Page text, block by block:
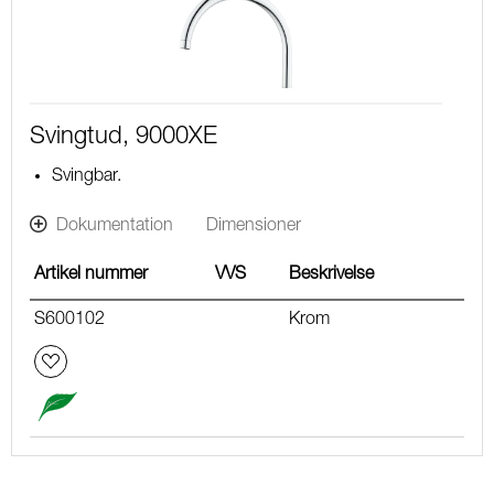
Svingtud, 9000XE
Svingbar.
Dokumentation Dimensioner
Artikel nummer VVS Beskrivelse
S600102 Krom